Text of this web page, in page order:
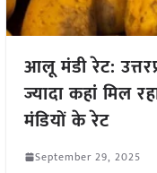
आलू मंडी रेट:
ज्यादा कहां मिल
मंडियों के रेट
September 29, 2025